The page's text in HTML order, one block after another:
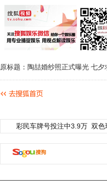
原标题：陶喆婚纱照正式曝光 七
彩民车牌号投注中3.9万 双色